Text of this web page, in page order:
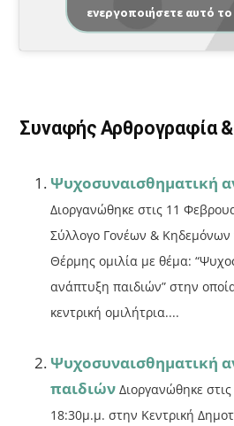
e
b
o
k
l α
σ
ίτ
ε
ενεργοποιήσετε αυτό
Συναφής Αρθρογραφία
Ψυχοσυναισθηματική
Διοργανώθηκε στις 11
Σύλλογο Γονέων &
Θέρμης ομιλία με θέμα:
ανάπτυξη παιδιών” στην
κεντρική ομιλήτρια....
Ψυχοσυναισθηματική
παιδιών Διοργανώθηκε
18:30μ.μ. στην Κεντρική